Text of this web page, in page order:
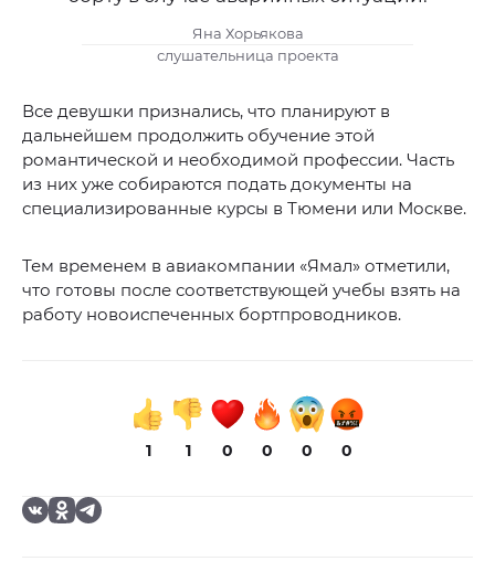
Яна Хорьякова
слушательница проекта
Все девушки признались, что планируют в
дальнейшем продолжить обучение этой
романтической и необходимой профессии. Часть
из них уже собираются подать документы на
специализированные курсы в Тюмени или Москве.
Тем временем в авиакомпании «Ямал» отметили,
что готовы после соответствующей учебы взять на
работу новоиспеченных бортпроводников.
1 1 0 0 0 0